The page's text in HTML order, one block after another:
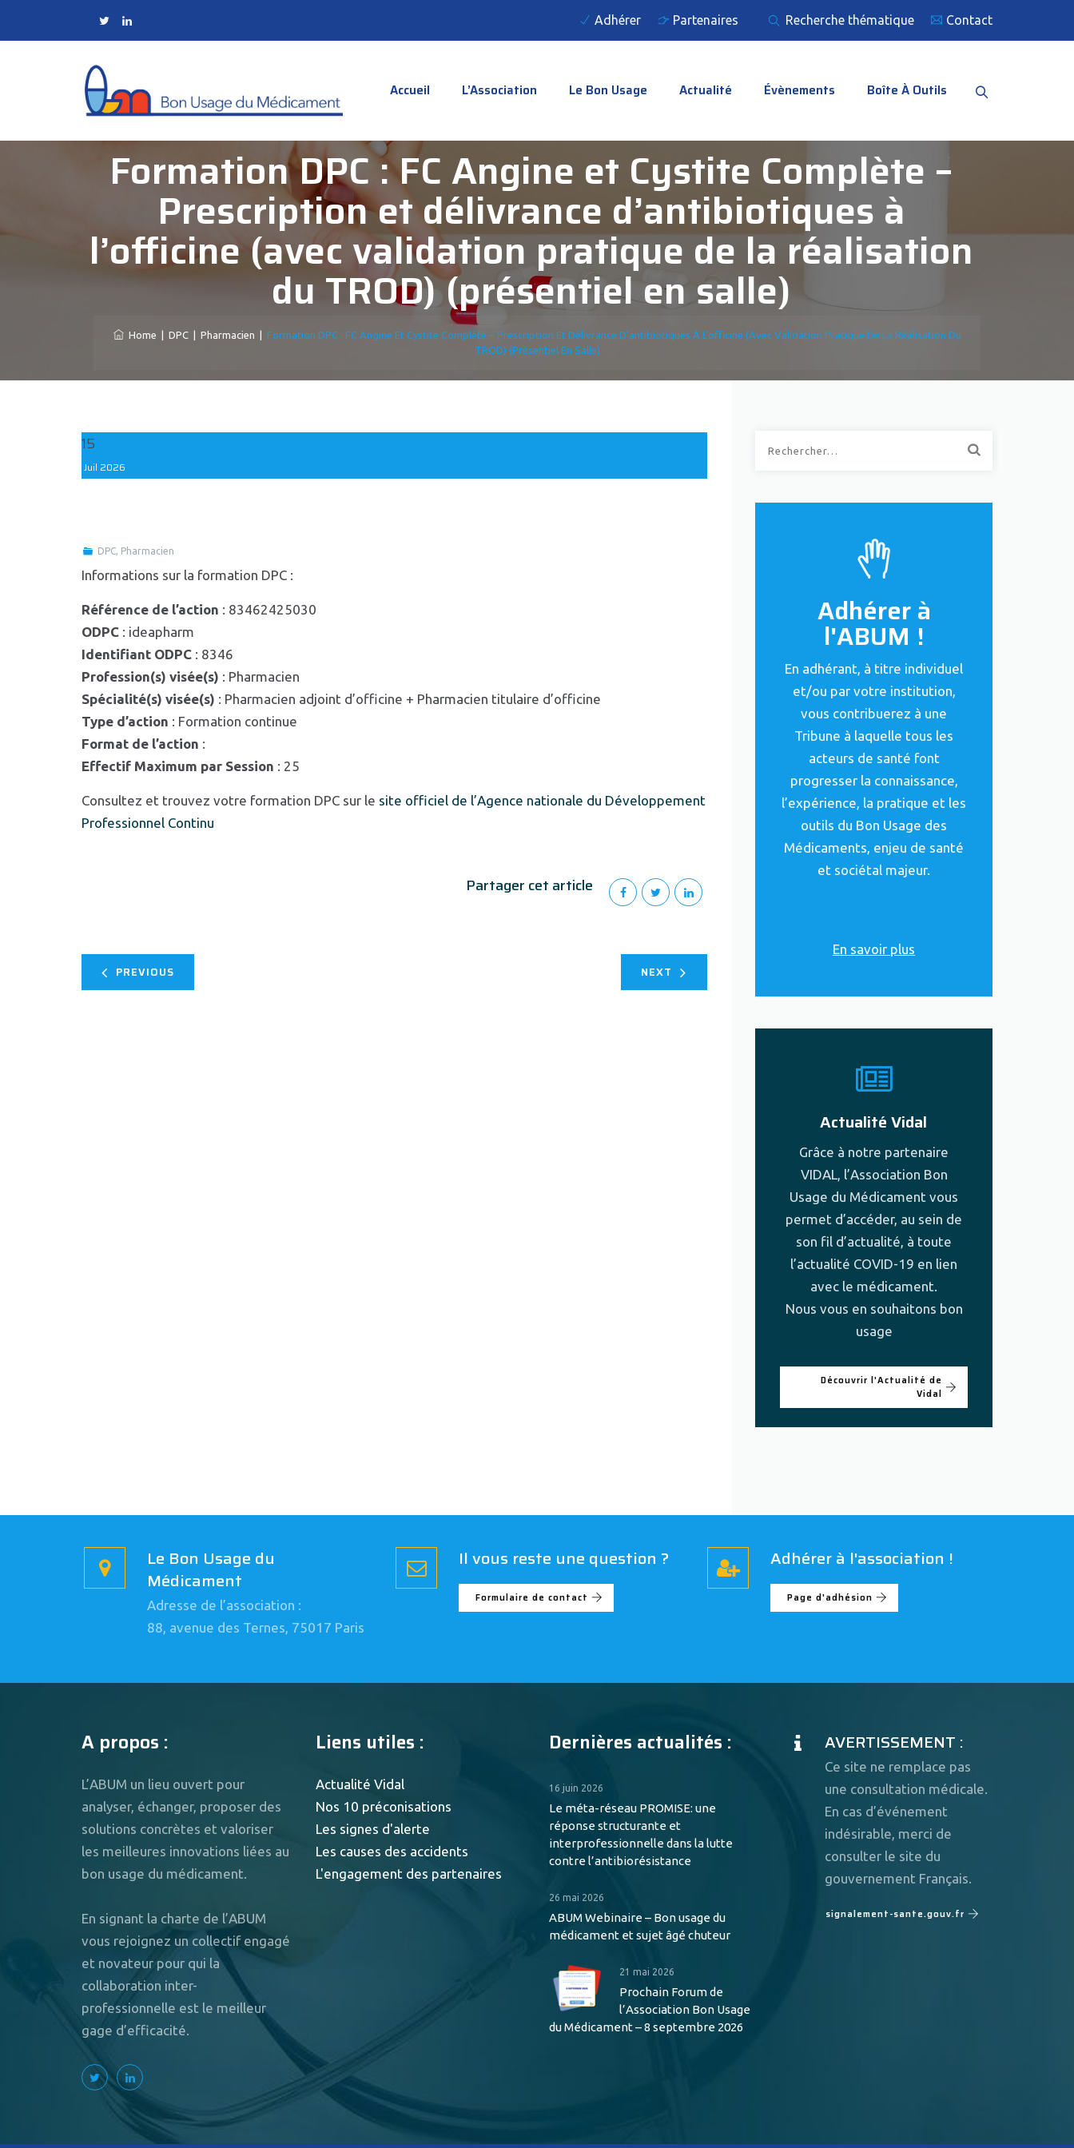
Adhérer Partenaires Recherche thématique Contact
Accueil L’Association Le Bon Usage Actualité Évènements Boîte À Outils
Formation DPC : FC Angine et Cystite Complète –
Prescription et délivrance d’antibiotiques à
l’officine (avec validation pratique de la réalisation
du TROD) (présentiel en salle)
Home DPC| Pharmacien
Formation DPC : FC Angine Et Cystite Complète – Prescription Et Délivrance D’antibiotiques À L’officine (avec Validation Pratique De La Réalisation Du
TROD) (présentiel En Salle)
15
Juil 2026
DPC, Pharmacien
Informations sur la formation DPC :
Référence de l’action : 83462425030
ODPC : ideapharm
Identifiant ODPC : 8346
Profession(s) visée(s) : Pharmacien
Spécialité(s) visée(s) : Pharmacien adjoint d’officine + Pharmacien titulaire d’officine
Type d’action : Formation continue
Format de l’action :
Effectif Maximum par Session : 25
Consultez et trouvez votre formation DPC sur le site officiel de l’Agence nationale du Développement
Professionnel Continu
Partager cet article
PREVIOUS NEXT
Adhérer à
l'ABUM !
En adhérant, à titre individuel
et/ou par votre institution,
vous contribuerez à une
Tribune à laquelle tous les
acteurs de santé font
progresser la connaissance,
l’expérience, la pratique et les
outils du Bon Usage des
Médicaments, enjeu de santé
et sociétal majeur.
En savoir plus
Actualité Vidal
Grâce à notre partenaire
VIDAL, l’Association Bon
Usage du Médicament vous
permet d’accéder, au sein de
son fil d’actualité, à toute
l’actualité COVID-19 en lien
avec le médicament.
Nous vous en souhaitons bon
usage
Découvrir l'Actualité de
Vidal
Le Bon Usage du
Médicament
Adresse de l’association :
88, avenue des Ternes, 75017 Paris
Il vous reste une question ?
Formulaire de contact
Adhérer à l'association !
Page d'adhésion
A propos :
L’ABUM un lieu ouvert pour
analyser, échanger, proposer des
solutions concrètes et valoriser
les meilleures innovations liées au
bon usage du médicament.
En signant la charte de l’ABUM
vous rejoignez un collectif engagé
et novateur pour qui la
collaboration inter-
professionnelle est le meilleur
gage d’efficacité.
Liens utiles :
Actualité Vidal
Nos 10 préconisations
Les signes d'alerte
Les causes des accidents
L'engagement des partenaires
Dernières actualités :
16 juin 2026
Le méta-réseau PROMISE: une
réponse structurante et
interprofessionnelle dans la lutte
contre l’antibiorésistance
26 mai 2026
ABUM Webinaire – Bon usage du
médicament et sujet âgé chuteur
21 mai 2026
Prochain Forum de
l’Association Bon Usage
du Médicament – 8 septembre 2026
AVERTISSEMENT :
Ce site ne remplace pas
une consultation médicale.
En cas d’événement
indésirable, merci de
consulter le site du
gouvernement Français.
signalement-sante.gouv.fr